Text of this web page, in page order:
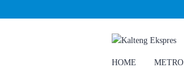
Ahmad Rizky Minta Perusahaan Penuhi Hak Ratusan
HOME METRO